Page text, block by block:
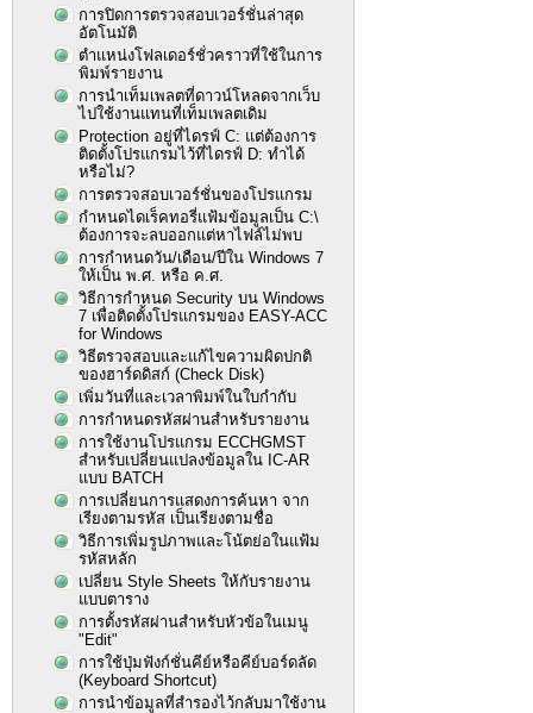
การปิดการตรวจสอบเวอร์ชั่นล่าสุด
อัตโนมัติ
ตำแหน่งโฟลเดอร์ชั่วคราวที่ใช้ในการ
พิมพ์รายงาน
การนำเท็มเพลตที่ดาวน์โหลดจากเว็บ
ไปใช้งานแทนที่เท็มเพลตเดิม
Protection อยู่ที่ไดรฟ์ C: แต่ต้องการ
ติดตั้งโปรแกรมไว้ที่ไดรฟ์ D: ทำได้
หรือไม่?
การตรวจสอบเวอร์ชั่นของโปรแกรม
กำหนดไดเร็คทอรี่แฟ้มข้อมูลเป็น C:\
ต้องการจะลบออกแต่หาไฟล์ไม่พบ
การกำหนดวัน/เดือน/ปีใน Windows 7
ให้เป็น พ.ศ. หรือ ค.ศ.
วิธีการกำหนด Security บน Windows
7 เพื่อติดตั้งโปรแกรมของ EASY-ACC
for Windows
วิธีตรวจสอบและแก้ไขความผิดปกติ
ของฮาร์ดดิสก์ (Check Disk)
เพิ่มวันที่และเวลาพิมพ์ในใบกำกับ
การกำหนดรหัสผ่านสำหรับรายงาน
การใช้งานโปรแกรม ECCHGMST
สำหรับเปลี่ยนแปลงข้อมูลใน IC-AR
แบบ BATCH
การเปลี่ยนการแสดงการค้นหา จาก
เรียงตามรหัส เป็นเรียงตามชื่อ
วิธีการเพิ่มรูปภาพและโน้ตย่อในแฟ้ม
รหัสหลัก
เปลี่ยน Style Sheets ให้กับรายงาน
แบบตาราง
การตั้งรหัสผ่านสำหรับหัวข้อในเมนู
"Edit"
การใช้ปุ่มฟังก์ชั่นคีย์หรือคีย์บอร์ดลัด
(Keyboard Shortcut)
การนำข้อมูลที่สำรองไว้กลับมาใช้งาน